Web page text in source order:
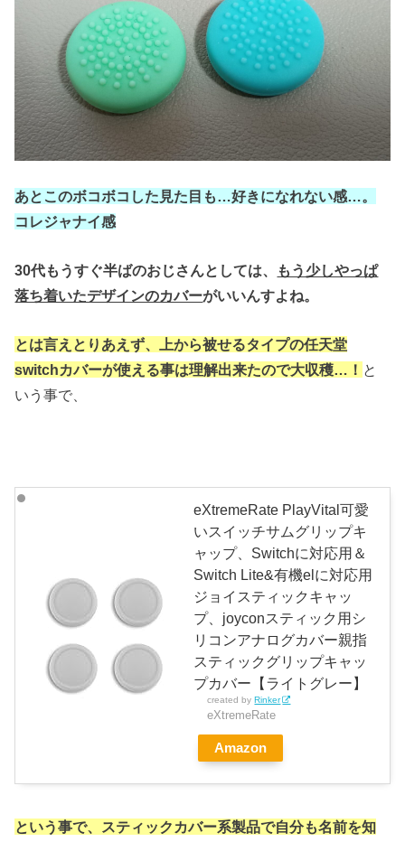
あとこのボコボコした見た目も…好きになれない感…。
コレジャナイ感
30代もうすぐ半ばのおじさんとしては、
もう少しやっぱ
落ち着いたデザインのカバーがいいんすよね。
とは言えとりあえず、上から被せるタイプの任天堂
switchカバーが使える事は理解出来たので大収穫…！ と
いう事で、
eXtremeRate PlayVital可愛
いスイッチサムグリップキ
ャップ、Switchに対応用＆
Switch Lite&有機elに対応用
ジョイスティックキャッ
プ、joyconスティック用シ
リコンアナログカバー親指
スティックグリップキャッ
プカバー【ライトグレー】
created byRinker
eXtremeRate
Amazon
という事で、スティックカバー系製品で自分も名前を知